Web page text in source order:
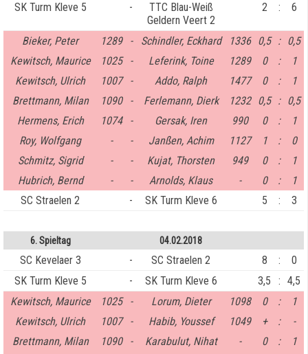
SK Turm Kleve 5
-
TTC Blau-Weiß
Geldern Veert 2
2 : 6
Bieker, Peter 1289 - Schindler, Eckhard 1336 0,5 : 0,5
Kewitsch, Maurice
1025 - Leferink, Toine 1289 0 :
1
Kewitsch, Ulrich
1007 - Addo, Ralph 1477 0 :
1
Brettmann, Milan
1090 - Ferlemann, Dierk 1232 0,5 : 0,5
Hermens, Erich
1074 - Gersak, Iren 990 0 :
1
Roy, Wolfgang
- - Janßen, Achim 1127 1 :
0
Schmitz, Sigrid
- - Kujat, Thorsten 949 0 :
1
Hubrich, Bernd
- - Arnolds, Klaus - 0 :
1
SC Straelen 2
- SK Turm Kleve 6 5 : 3
6. Spieltag 04.02.2018
SC Kevelaer 3 - SC Straelen 2 8 :
0
SK Turm Kleve 5
- SK Turm Kleve 6 3,5 : 4,5
Kewitsch, Maurice
1025 - Lorum, Dieter 1098 0 :
1
Kewitsch, Ulrich
1007 - Habib, Youssef 1049 + :
-
Brettmann, Milan
1090 - Karabulut, Nihat - 0 :
1